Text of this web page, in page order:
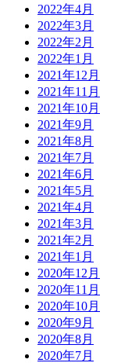
2022年4月
2022年3月
2022年2月
2022年1月
2021年12月
2021年11月
2021年10月
2021年9月
2021年8月
2021年7月
2021年6月
2021年5月
2021年4月
2021年3月
2021年2月
2021年1月
2020年12月
2020年11月
2020年10月
2020年9月
2020年8月
2020年7月